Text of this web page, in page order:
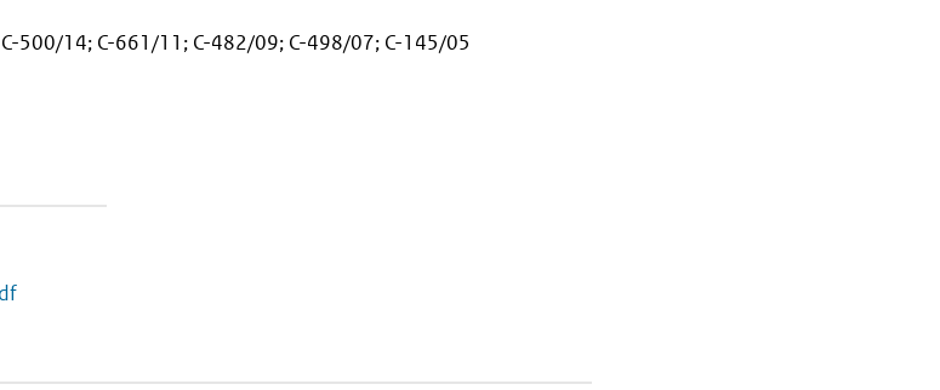
500/14; C-661/11; C-482/09; C-498/07; C-145/05